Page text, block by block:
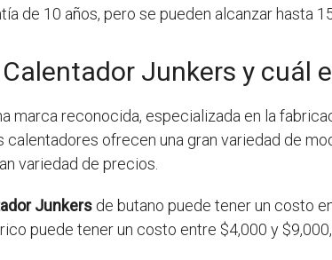
de 10 años, pero se pueden alcanzar hasta
Junkers y cuál
marca reconocida, especializada en la
ofrecen una gran variedad de
variedad de precios.
Junkers de butano puede tener un costo
puede tener un costo entre $4,000 y